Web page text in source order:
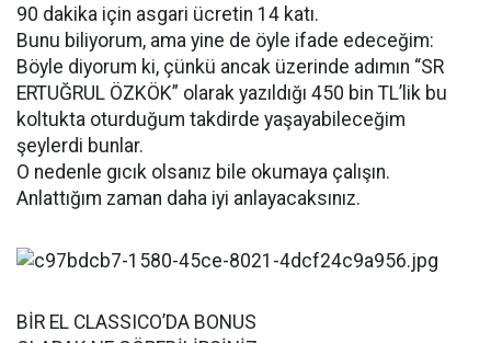
90 dakika için asgari ücretin 14 katı.
Bunu biliyorum, ama yine de öyle ifade edeceğim:
Böyle diyorum ki, çünkü ancak üzerinde adımın “SR
ERTUĞRUL ÖZKÖK” olarak yazıldığı 450 bin TL’lik bu
koltukta oturduğum takdirde yaşayabileceğim
şeylerdi bunlar.
O nedenle gıcık olsanız bile okumaya çalışın.
Anlattığım zaman daha iyi anlayacaksınız.
BİR EL CLASSICO’DA BONUS